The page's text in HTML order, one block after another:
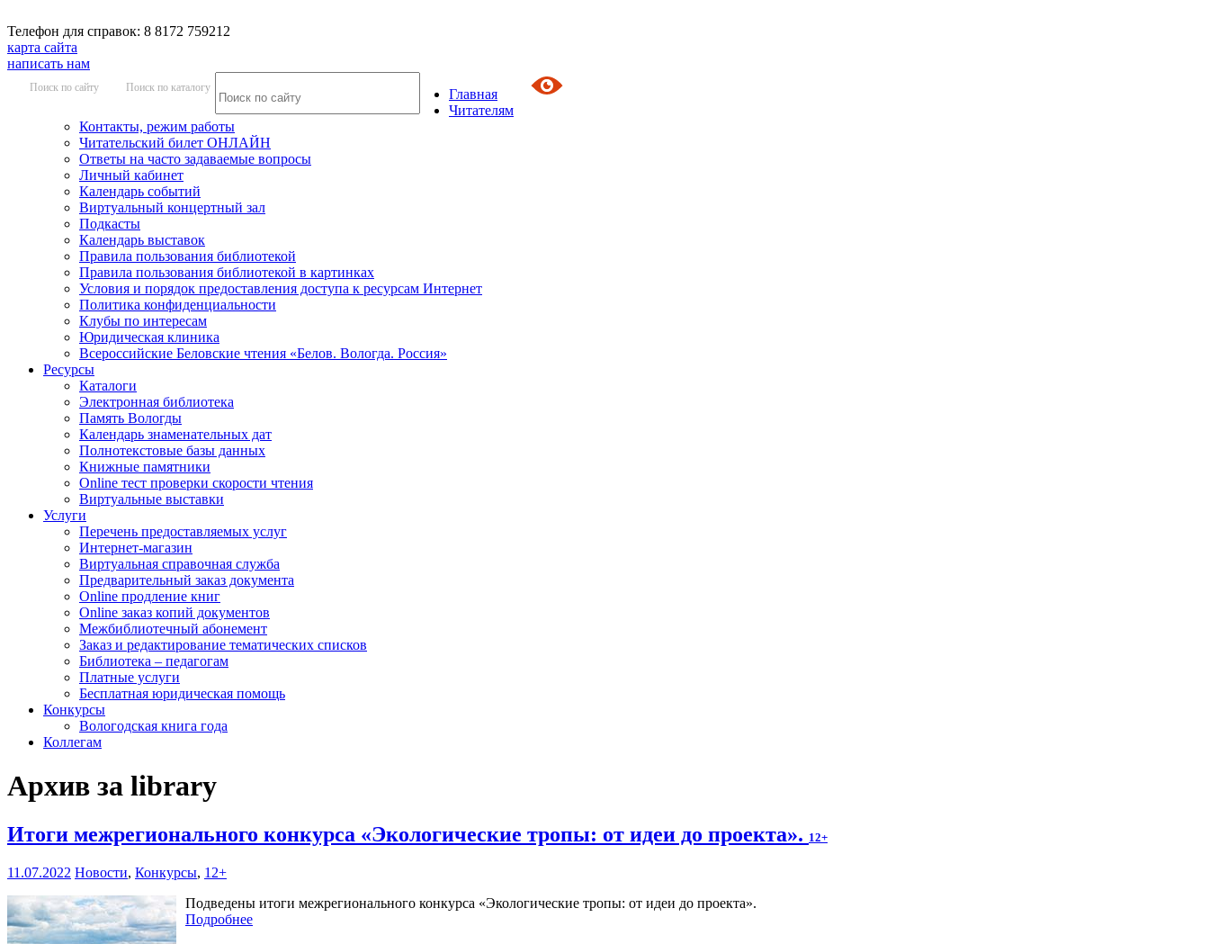
Телефон для справок: 8 8172 759212
карта сайта
написать нам
Поиск по сайту Поиск по каталогу
Главная
Читателям
Контакты, режим работы
Читательский билет ОНЛАЙН
Ответы на часто задаваемые вопросы
Личный кабинет
Календарь событий
Виртуальный концертный зал
Подкасты
Календарь выставок
Правила пользования библиотекой
Правила пользования библиотекой в картинках
Условия и порядок предоставления доступа к ресурсам Интернет
Политика конфиденциальности
Клубы по интересам
Юридическая клиника
Всероссийские Беловские чтения «Белов. Вологда. Россия»
Ресурсы
Каталоги
Электронная библиотека
Память Вологды
Календарь знаменательных дат
Полнотекстовые базы данных
Книжные памятники
Online тест проверки скорости чтения
Виртуальные выставки
Услуги
Перечень предоставляемых услуг
Интернет-магазин
Виртуальная справочная служба
Предварительный заказ документа
Online продление книг
Online заказ копий документов
Межбиблиотечный абонемент
Заказ и редактирование тематических списков
Библиотека – педагогам
Платные услуги
Бесплатная юридическая помощь
Конкурсы
Вологодская книга года
Коллегам
Архив за library
Итоги межрегионального конкурса «Экологические тропы: от идеи до проекта». 12+
11.07.2022 Новости, Конкурсы, 12+
Подведены итоги межрегионального конкурса «Экологические тропы: от идеи до проекта».
Подробнее